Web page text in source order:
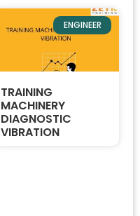
ENGINEER
TRAINING
MACHINERY
DIAGNOSTIC
VIBRATION